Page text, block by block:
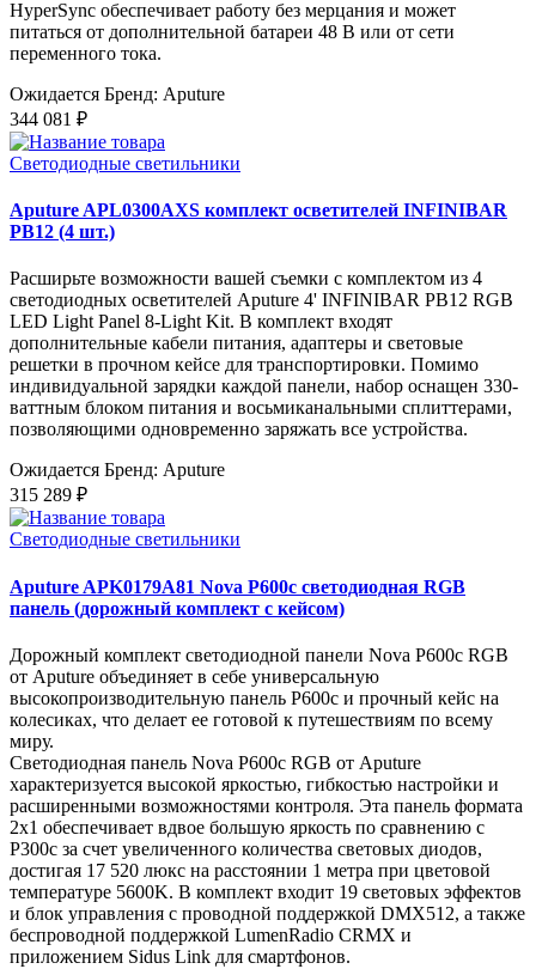
HyperSync обеспечивает работу без мерцания и может
питаться от дополнительной батареи 48 В или от сети
переменного тока.
Ожидается Бренд: Aputure
344 081 ₽
Светодиодные светильники
Aputure APL0300AXS комплект осветителей INFINIBAR
PB12 (4 шт.)
Расширьте возможности вашей съемки с комплектом из 4
светодиодных осветителей Aputure 4' INFINIBAR PB12 RGB
LED Light Panel 8-Light Kit. В комплект входят
дополнительные кабели питания, адаптеры и световые
решетки в прочном кейсе для транспортировки. Помимо
индивидуальной зарядки каждой панели, набор оснащен 330-
ваттным блоком питания и восьмиканальными сплиттерами,
позволяющими одновременно заряжать все устройства.
Ожидается Бренд: Aputure
315 289 ₽
Светодиодные светильники
Aputure APK0179A81 Nova P600c светодиодная RGB
панель (дорожный комплект с кейсом)
Дорожный комплект светодиодной панели Nova P600c RGB
от Aputure объединяет в себе универсальную
высокопроизводительную панель P600c и прочный кейс на
колесиках, что делает ее готовой к путешествиям по всему
миру.
Светодиодная панель Nova P600c RGB от Aputure
характеризуется высокой яркостью, гибкостью настройки и
расширенными возможностями контроля. Эта панель формата
2x1 обеспечивает вдвое большую яркость по сравнению с
P300c за счет увеличенного количества световых диодов,
достигая 17 520 люкс на расстоянии 1 метра при цветовой
температуре 5600K. В комплект входит 19 световых эффектов
и блок управления с проводной поддержкой DMX512, а также
беспроводной поддержкой LumenRadio CRMX и
приложением Sidus Link для смартфонов.